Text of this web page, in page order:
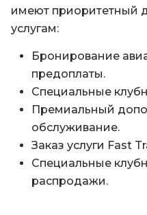
имеют приоритетный
услугам:
Бронирование
предоплаты.
Специальные
Премиальный
обслуживание.
Заказ услуги Fast
Специальные
распродажи.